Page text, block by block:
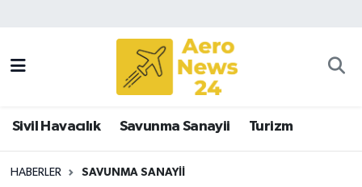
Sivil Havacılık Savunma Sanayii Turizm
HABERLER SAVUNMA SANAYII